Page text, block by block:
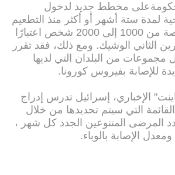
مخطط جديد لدخول
لمدة ستة أشهر أو أكثر منذ التطعيم
- وسيتم زيادة الحصة من 1000 إلى 2000 شخص اعتبارًا
تشرين الثاني الوشيك. ومع ذلك، فقد تقرر
من البلدان التي لديها
للإصابة بفيروس كورونا.
الإخباري، إسرائيل تدرس إدراج
التي سيتم تحديدها من خلال
المرضى المتنوعين الجدد كل شهر ،
الإصابة بالوباء.